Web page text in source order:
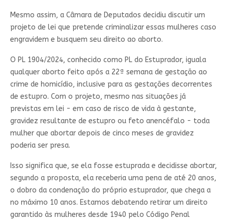
Mesmo assim, a Câmara de Deputados decidiu discutir um
projeto de lei que pretende criminalizar essas mulheres caso
engravidem e busquem seu direito ao aborto.
O PL 1904/2024, conhecido como PL do Estuprador, iguala
qualquer aborto feito após a 22ª semana de gestação ao
crime de homicídio, inclusive para as gestações decorrentes
de estupro. Com o projeto, mesmo nas situações já
previstas em lei - em caso de risco de vida à gestante,
gravidez resultante de estupro ou feto anencéfalo - toda
mulher que abortar depois de cinco meses de gravidez
poderia ser presa.
Isso significa que, se ela fosse estuprada e decidisse abortar,
segundo a proposta, ela receberia uma pena de até 20 anos,
o dobro da condenação do próprio estuprador, que chega a
no máximo 10 anos. Estamos debatendo retirar um direito
garantido às mulheres desde 1940 pelo Código Penal